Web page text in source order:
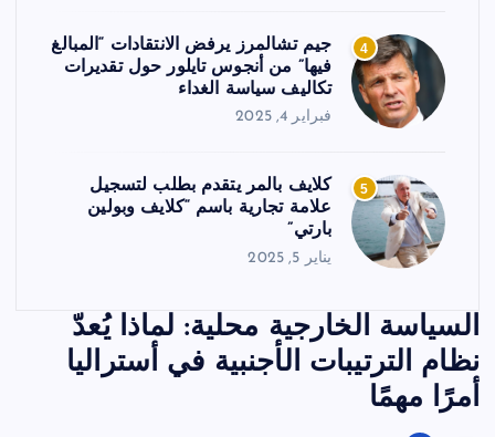
4
جيم تشالمرز يرفض الانتقادات “المبالغ
فيها” من أنجوس تايلور حول تقديرات
تكاليف سياسة الغداء
فبراير 4, 2025
5
كلايف بالمر يتقدم بطلب لتسجيل
علامة تجارية باسم “كلايف وبولين
بارتي”
يناير 5, 2025
السياسة الخارجية محلية: لماذا يُعدّ
نظام الترتيبات الأجنبية في أستراليا
أمرًا مهمًا